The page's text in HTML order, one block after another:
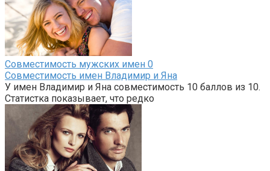
Совместимость мужских имен 0
Совместимость имен Владимир и Яна
У имен Владимир и Яна совместимость 10 баллов из 10.
Статистка показывает, что редко